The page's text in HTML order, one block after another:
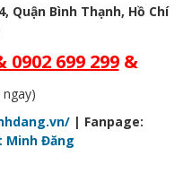
Quận Bình Thạnh, Hồ Chí
0902 699 299 &
ngay)
| Fanpage:
Minh Đăng